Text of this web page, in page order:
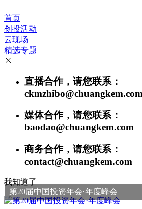
首页
创投活动
云现场
精选专题
直播合作，请您联系：
ckmzhibo@chuangkem.com
媒体合作，请您联系：
baodao@chuangkem.com
商务合作，请您联系：
contact@chuangkem.com
我知道了
第20届中国投资年会·年度峰会